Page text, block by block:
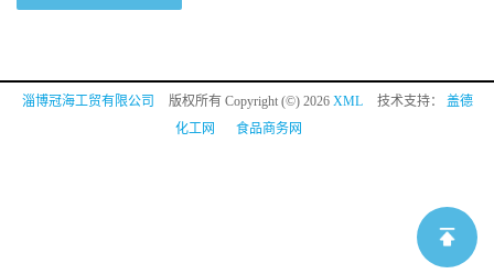
淄博冠海工贸有限公司 版权所有 Copyright (©) 2026 XML 技术支持： 盖德
化工网
食品商务网